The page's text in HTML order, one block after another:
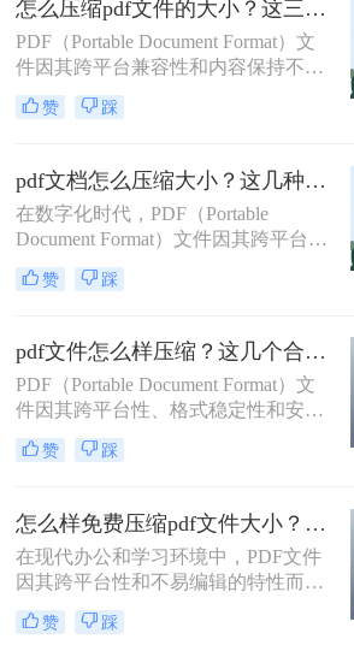
过大的PDF文件。
怎么压缩pdf文件的大小？这三种方法你可以试试！
PDF（Portable Document Format）文
件因其跨平台兼容性和内容保持不变
的特性，在日常生活和工作中被广泛
应用。然而，有时PDF文件会因为包
容而变得体积庞大，这不仅占用了大
量存储空间，还在传输和分享时带来
不便。因此，压缩PDF文件的大小成
为了一个常见的需求。那么怎么压缩
pdf文件的大小​呢？本文将详细介绍几
种压缩PDF文件大小的方法，帮助用
赞 踩
pdf文档怎么压缩大小？这几种转换方法了解一下！
在数字化时代，PDF（Portable
Document Format）文件因其跨平台兼
容性和版面固定性而成为商业、教育
和出版领域的首选文档格式。然而，
传输上的不便。幸运的是，有多种方
法可以有效地压缩PDF文档的大小，
而不显著牺牲其质量。那么pdf文档怎
么压缩大小呢？本文将详细介绍几种
压缩PDF文件的技术和工具，帮助您
轻松管理和分享文档。
赞 踩
pdf文件怎么样压缩？这几个合并方法了解一下！
PDF（Portable Document Format）文
件因其跨平台性、格式稳定性和安全
性，在办公、学习及日常生活中扮演
着重要角色。然而，随着文件内容的
当庞大，给分享、传输和存储带来了
不便。因此，掌握pdf文件怎么样压缩
成为了一项实用的技能。本文将详细
介绍几种常见的PDF压缩方法，帮助
您轻松解决PDF文件过大的问题。
赞 踩
怎么样免费压缩pdf文件大小？掌握这几种合并方法就可以！
在现代办公和学习环境中，PDF文件
因其跨平台性和不易编辑的特性而广
泛使用。然而，随着文件内容的增
加，PDF文件的大小也会相应增大，
赞 踩